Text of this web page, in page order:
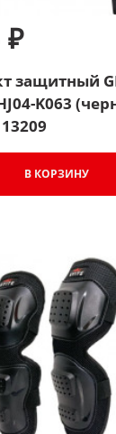
₽
защитный
K063
13209
В КОРЗИНУ